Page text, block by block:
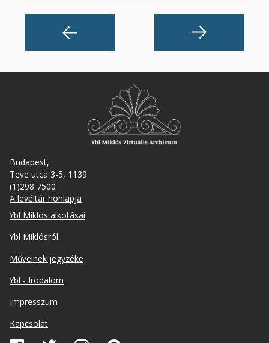
Budapest,
Teve utca 3-5, 1139
(1)298 7500
A levéltár honlapja
Footer
Ybl Miklós alkotásai
Ybl Miklósról
Műveinek jegyzéke
Ybl - Irodalom
Lábléc
másodlagos
Impresszum
Kapcsolat